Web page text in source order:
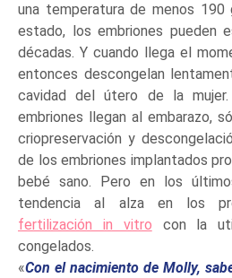
una temperatura de menos 190
estado, los embriones pueden
décadas. Y cuando llega el
entonces descongelan
cavidad del útero de la
embriones llegan al embarazo,
criopreservación y
de los embriones implantados
bebé sano. Pero en los
tendencia al alza en los
fertilización in vitro con la
congelados.
«Con el nacimiento de Molly,